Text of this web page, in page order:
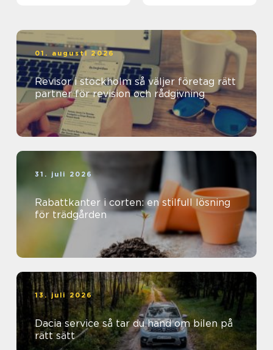
01. augusti 2026
Revisor i stockholm så väljer företag rätt
partner för revision och rådgivning
31. juli 2026
Rabattkanter i corten: en stilfull lösning
för trädgården
13. juli 2026
Dacia service så tar du hand om bilen på
rätt sätt